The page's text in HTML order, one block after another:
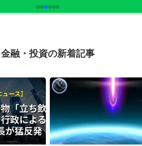
金融・投資の新着記事